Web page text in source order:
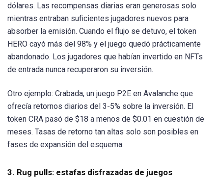
dólares. Las recompensas diarias eran generosas solo
mientras entraban suficientes jugadores nuevos para
absorber la emisión. Cuando el flujo se detuvo, el token
HERO cayó más del 98% y el juego quedó prácticamente
abandonado. Los jugadores que habían invertido en NFTs
de entrada nunca recuperaron su inversión.
Otro ejemplo: Crabada, un juego P2E en Avalanche que
ofrecía retornos diarios del 3-5% sobre la inversión. El
token CRA pasó de $18 a menos de $0.01 en cuestión de
meses. Tasas de retorno tan altas solo son posibles en
fases de expansión del esquema.
3. Rug pulls: estafas disfrazadas de juegos